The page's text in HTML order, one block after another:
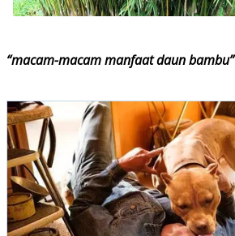
“macam-macam manfaat daun bambu”